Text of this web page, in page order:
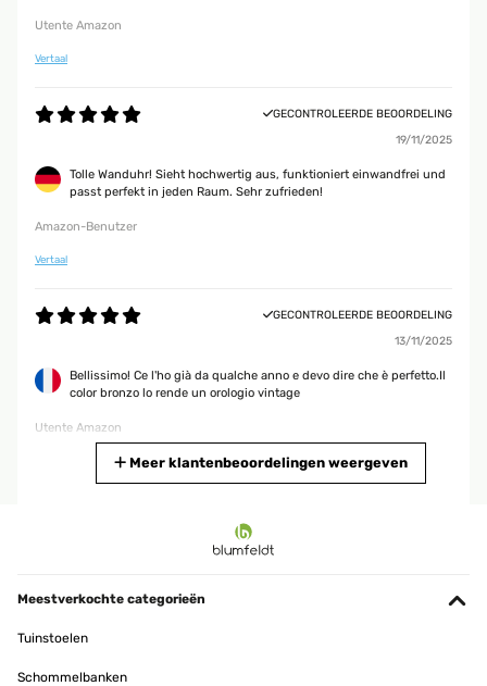
Utente Amazon
Vertaal
GECONTROLEERDE BEOORDELING
19/11/2025
Tolle Wanduhr! Sieht hochwertig aus, funktioniert einwandfrei und
passt perfekt in jeden Raum. Sehr zufrieden!
Amazon-Benutzer
Vertaal
GECONTROLEERDE BEOORDELING
13/11/2025
Bellissimo! Ce l'ho già da qualche anno e devo dire che è perfetto.Il
color bronzo lo rende un orologio vintage
Utente Amazon
tantissimo
Meer klantenbeoordelingen weergeven
Meestverkochte categorieën
Tuinstoelen
Schommelbanken